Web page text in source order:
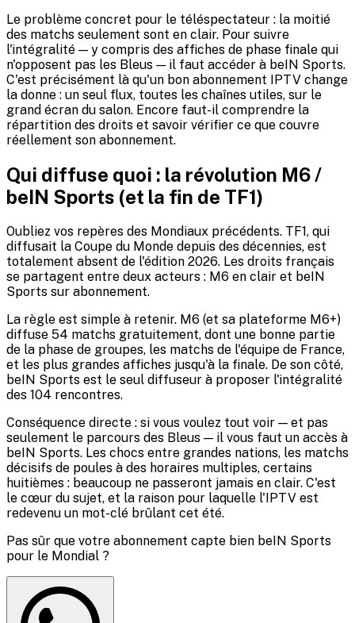
Le problème concret pour le téléspectateur : la moitié
des matchs seulement sont en clair. Pour suivre
l'intégralité — y compris des affiches de phase finale qui
n'opposent pas les Bleus — il faut accéder à beIN Sports.
C'est précisément là qu'un bon abonnement IPTV change
la donne : un seul flux, toutes les chaînes utiles, sur le
grand écran du salon. Encore faut-il comprendre la
répartition des droits et savoir vérifier ce que couvre
réellement son abonnement.
Qui diffuse quoi : la révolution M6 /
beIN Sports (et la fin de TF1)
Oubliez vos repères des Mondiaux précédents. TF1, qui
diffusait la Coupe du Monde depuis des décennies, est
totalement absent de l'édition 2026. Les droits français
se partagent entre deux acteurs : M6 en clair et beIN
Sports sur abonnement.
La règle est simple à retenir. M6 (et sa plateforme M6+)
diffuse 54 matchs gratuitement, dont une bonne partie
de la phase de groupes, les matchs de l'équipe de France,
et les plus grandes affiches jusqu'à la finale. De son côté,
beIN Sports est le seul diffuseur à proposer l'intégralité
des 104 rencontres.
Conséquence directe : si vous voulez tout voir — et pas
seulement le parcours des Bleus — il vous faut un accès à
beIN Sports. Les chocs entre grandes nations, les matchs
décisifs de poules à des horaires multiples, certains
huitièmes : beaucoup ne passeront jamais en clair. C'est
le cœur du sujet, et la raison pour laquelle l'IPTV est
redevenu un mot-clé brûlant cet été.
Pas sûr que votre abonnement capte bien beIN Sports
pour le Mondial ?